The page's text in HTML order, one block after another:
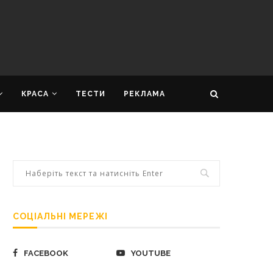
КРАСА ТЕСТИ РЕКЛАМА
СОЦІАЛЬНІ МЕРЕЖІ
FACEBOOK YOUTUBE